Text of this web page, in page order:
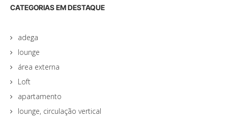
CATEGORIAS EM DESTAQUE
adega
lounge
área externa
Loft
apartamento
lounge, circulação vertical